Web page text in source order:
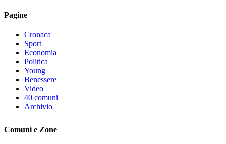
Pagine
Cronaca
Sport
Economia
Politica
Young
Benessere
Video
40 comuni
Archivio
Comuni e Zone